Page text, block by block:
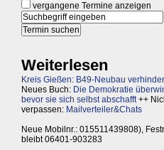
vergangene Termine anzeigen
Weiterlesen
Kreis Gießen: B49-Neubau
Neues Buch: Die Demokratie
bevor sie sich selbst abschafft++
verpassen: Mailverteiler&Chats
Neue Mobilnr.: 015511439808),
bleibt 06401-903283